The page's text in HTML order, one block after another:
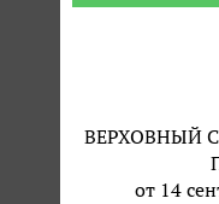
ВЕРХОВНЫЙ
от 14